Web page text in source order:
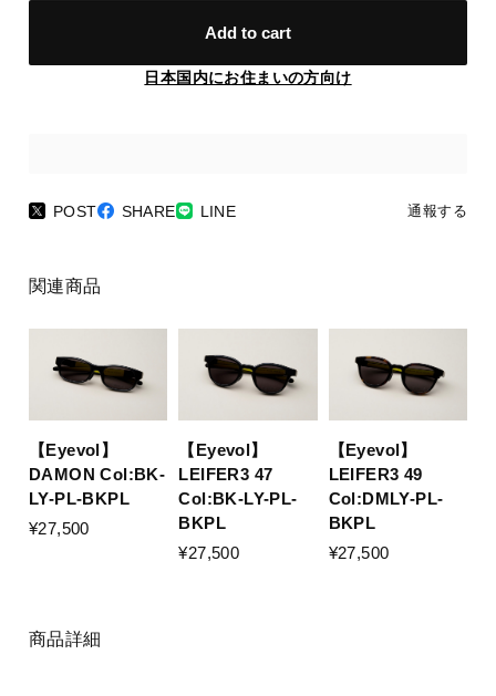
Add to cart
日本国内にお住まいの方向け
POST SHARE LINE 通報する
関連商品
【Eyevol】
DAMON Col:BK-
LY-PL-BKPL
¥27,500
【Eyevol】
LEIFER3 47
Col:BK-LY-PL-
BKPL
¥27,500
【Eyevol】
LEIFER3 49
Col:DMLY-PL-
BKPL
¥27,500
商品詳細